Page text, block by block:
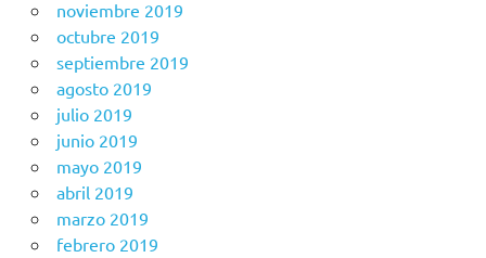
noviembre 2019
octubre 2019
septiembre 2019
agosto 2019
julio 2019
junio 2019
mayo 2019
abril 2019
marzo 2019
febrero 2019